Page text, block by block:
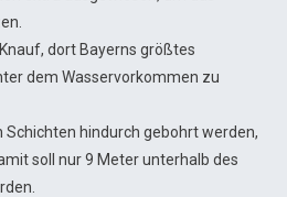
dort Bayerns größtes
dem Wasservorkommen zu
Schichten hindurch gebohrt werden,
soll nur 9 Meter unterhalb des